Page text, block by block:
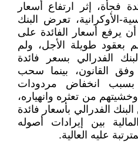
فجأة، إثر ارتفاع أسعار
الأوكرانية، تعرض البنك
يرفع أسعار الفائدة على
بعقود طويلة الأجل، ولم
الفدرالي بسعر فائدة
القانون، بينما سحب
بسبب انخفاض مردودات
من تعثره وانهياره،
الفدرالي بأسعار فائدة
بين إيرادات أصوله
عليه العالية.